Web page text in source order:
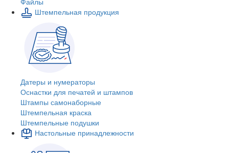
Штемпельная продукция
Датеры и нумераторы
Оснастки для печатей и штампов
Штампы самонаборные
Штемпельная краска
Штемпельные подушки
Настольные принадлежности